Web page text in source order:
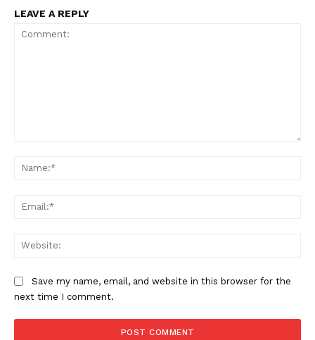
LEAVE A REPLY
Save my name, email, and website in this browser for the
next time I comment.